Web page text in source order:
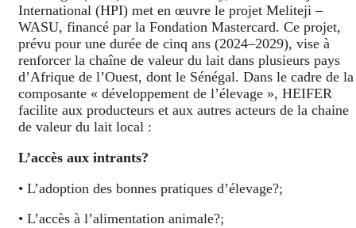
International (HPI) met en œuvre le projet Meliteji –
WASU, financé par la Fondation Mastercard. Ce projet,
prévu pour une durée de cinq ans (2024–2029), vise à
renforcer la chaîne de valeur du lait dans plusieurs pays
d’Afrique de l’Ouest, dont le Sénégal. Dans le cadre de la
composante « développement de l’élevage », HEIFER
facilite aux producteurs et aux autres acteurs de la chaine
de valeur du lait local :
L’accès aux intrants?
• L’adoption des bonnes pratiques d’élevage?;
• L’accès à l’alimentation animale?;